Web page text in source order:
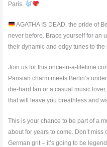
Paris.
AGATHA IS DEAD, the pride of
never before. Brace yourself for an
their dynamic and edgy tunes to
Join us for this once-in-a-lifetime
Parisian charm meets Berlin’s
die-hard fan or a casual music
that will leave you breathless and
This is your chance to be part of a
about for years to come. Don’t
German grit – it’s going to be